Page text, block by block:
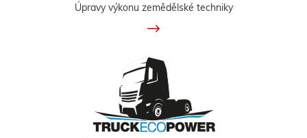
Úpravy výkonu zemědělské techniky